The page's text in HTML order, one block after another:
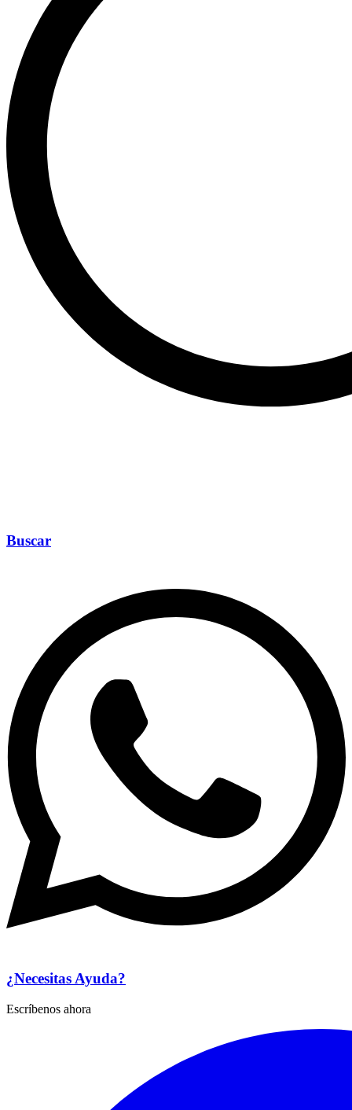
Buscar
¿Necesitas Ayuda?
Escríbenos ahora